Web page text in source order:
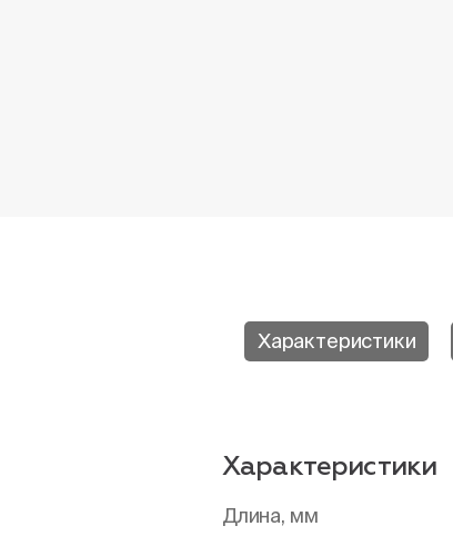
Характеристики
Характеристики
Длина, мм